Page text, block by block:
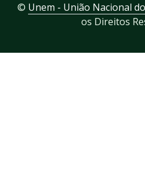
© Unem - União Nacional
os Direitos